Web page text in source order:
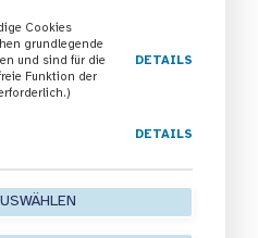
Hessen
Cookies
grundlegende
und sind für die
Funktion der
DETAILS
DETAILS